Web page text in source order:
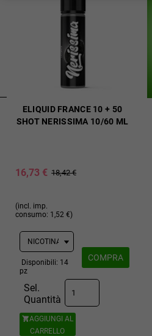
ELIQUID FRANCE 10 + 50
SHOT NERISSIMA 10/60 ML
16,73 € 18,42 €
(incl. imp.
consumo: 1,52 €)
Disponibili: 14
pz
Sel.
Quantità
AGGIUNGI AL
CARRELLO
COMPRA